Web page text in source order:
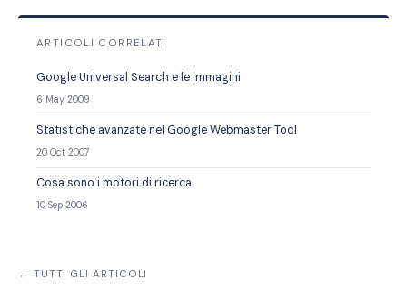
ARTICOLI CORRELATI
Google Universal Search e le immagini
6 May 2009
Statistiche avanzate nel Google Webmaster Tool
20 Oct 2007
Cosa sono i motori di ricerca
10 Sep 2006
← TUTTI GLI ARTICOLI